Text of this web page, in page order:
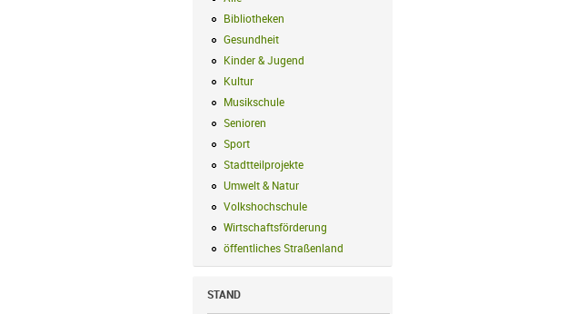
Bibliotheken
Gesundheit
Kinder & Jugend
Kultur
Musikschule
Senioren
Sport
Stadtteilprojekte
Umwelt & Natur
Volkshochschule
Wirtschaftsförderung
öffentliches Straßenland
STAND